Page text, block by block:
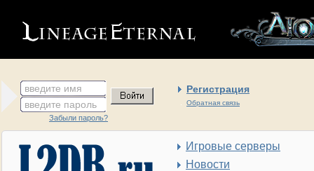
введите имя Регистрация
Обратная связь
введите пароль
Забыли пароль?
Игровые серверы
Новости